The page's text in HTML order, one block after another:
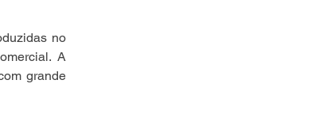
no
A
grande